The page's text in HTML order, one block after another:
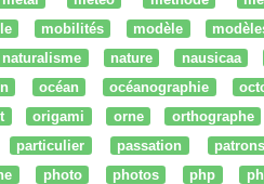
mobilités modèle
naturalisme nature nausicaa
océan océanographie
origami orne orthographe
particulier passation patrons
photo photos php